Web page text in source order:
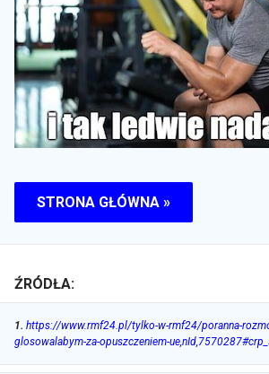
STRONA GŁÓWNA »
ŹRÓDŁA:
1. https://www.rmf24.pl/tylko-w-rmf24/poranna-
glosowalabym-za-opuszczeniem-